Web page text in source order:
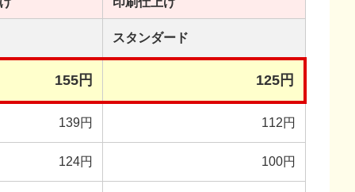
スタンダード
155円 125円
139円 112円
124円 100円